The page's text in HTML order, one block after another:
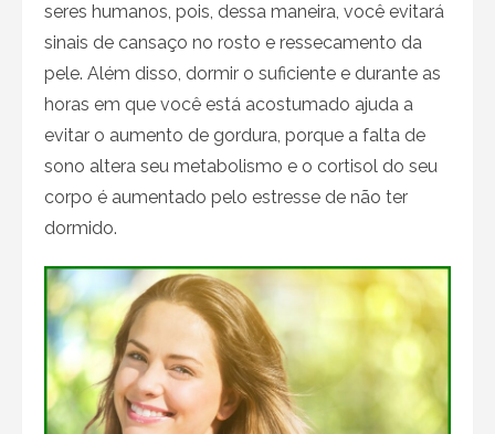
seres humanos, pois, dessa maneira, você evitará
sinais de cansaço no rosto e ressecamento da
pele. Além disso, dormir o suficiente e durante as
horas em que você está acostumado ajuda a
evitar o aumento de gordura, porque a falta de
sono altera seu metabolismo e o cortisol do seu
corpo é aumentado pelo estresse de não ter
dormido.